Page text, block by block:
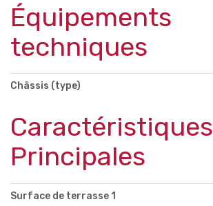
Équipements
techniques
Châssis (type)
Caractéristiques
Principales
Surface de terrasse 1